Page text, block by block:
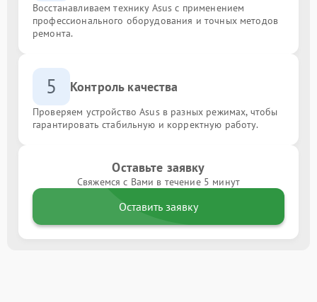
Восстанавливаем технику Asus с применением
профессионального оборудования и точных методов
ремонта.
5 Контроль качества
Проверяем устройство Asus в разных режимах, чтобы
гарантировать стабильную и корректную работу.
Оставьте заявку
Свяжемся с Вами в течение 5 минут
Оставить заявку